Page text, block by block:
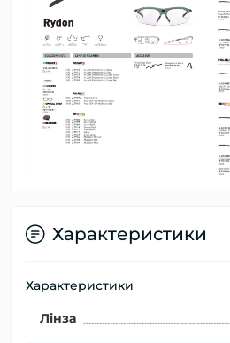
Характеристики
Характеристики
Лінза